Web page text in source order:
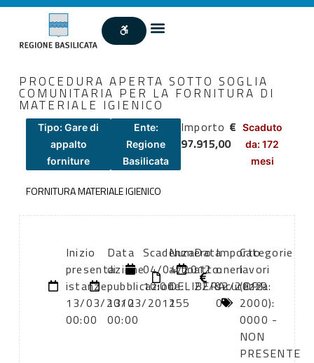
PROCEDURA APERTA SOTTO SOGLIA
COMUNITARIA PER LA FORNITURA DI
MATERIALE IGIENICO
Tipo: Gare di
appalto
forniture
Ente:
Regione
Basilicata
Importo €
97.915,00
Scaduto
da: 172
mesi
FORNITURA MATERIALE IGIENICO
Inizio
presentazione
istanze:
13/03/2012
00:00
Data
di
pubblicazione:
13/03/2012
00:00
Scadenza:
04/04/2012
10:00
Numero
atto:
DELIBERA
155
Data
atto:
22/02/2012
Importo
oneri
sicurezza:
0
Categorie
lavori
(DPR
2000):
0000 -
NON
PRESENTE